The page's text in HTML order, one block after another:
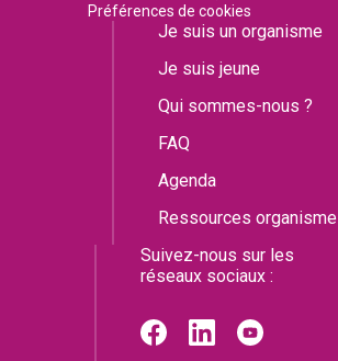
Préférences de cookies
Je suis un organisme
Je suis jeune
Qui sommes-nous ?
FAQ
Agenda
Ressources organisme
Suivez-nous sur les
réseaux sociaux :